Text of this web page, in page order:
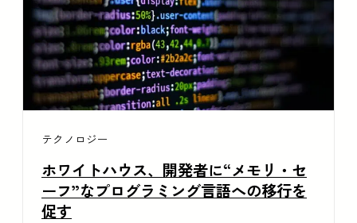
テクノロジー
ホワイトハウス、開発者に“メモリ・セ
ーフ”なプログラミング言語への移行を
促す